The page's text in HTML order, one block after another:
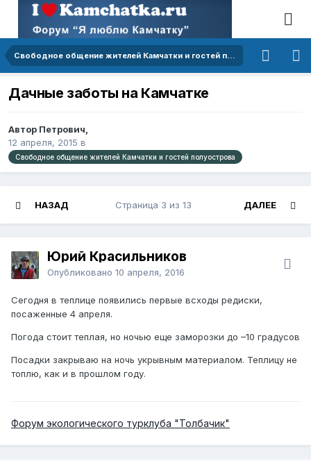
Свободное общение жителей Камчатки и гостей полуострова
Дачные заботы на Камчатке
Автор Петрович,
12 апреля, 2015 в
Свободное общение жителей Камчатки и гостей полуострова
НАЗАД ДАЛЕЕ
Страница 3 из 13
Юрий Красильников
Опубликовано 10 апреля, 2016
Сегодня в теплице появились первые всходы редиски,
посаженные 4 апреля.
Погода стоит теплая, но ночью еще заморозки до –10 градусов
Посадки закрываю на ночь укрывным материалом. Теплицу не
топлю, как и в прошлом году.
Форум экологического турклуба "Толбачик"